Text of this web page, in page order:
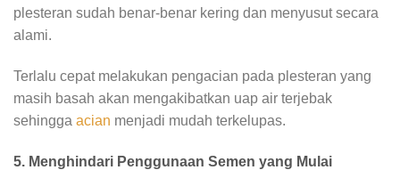
plesteran sudah benar-benar kering dan menyusut secara
alami.
Terlalu cepat melakukan pengacian pada plesteran yang
masih basah akan mengakibatkan uap air terjebak
sehingga acian menjadi mudah terkelupas.
5. Menghindari Penggunaan Semen yang Mulai